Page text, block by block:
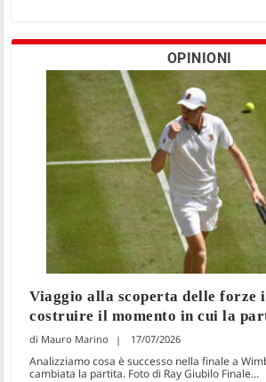
OPINIONI
Viaggio alla scoperta delle forze
costruire il momento in cui la
Mauro Marino 17/07/2026
Analizziamo cosa è successo nella finale a
cambiata la partita. Foto di Ray Giubilo Finale...